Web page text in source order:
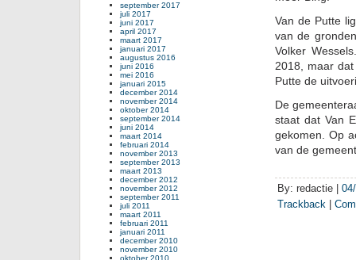
Van de Putte
van de
Volker
2018, maar
Putte de
De
staat dat Van
gekomen. Op
van de
By: redactie |
Trackback
september 2017
juli 2017
juni 2017
april 2017
maart 2017
januari 2017
augustus 2016
juni 2016
mei 2016
januari 2015
december 2014
november 2014
oktober 2014
september 2014
juni 2014
maart 2014
februari 2014
november 2013
september 2013
maart 2013
december 2012
november 2012
september 2011
juli 2011
maart 2011
februari 2011
januari 2011
december 2010
november 2010
oktober 2010